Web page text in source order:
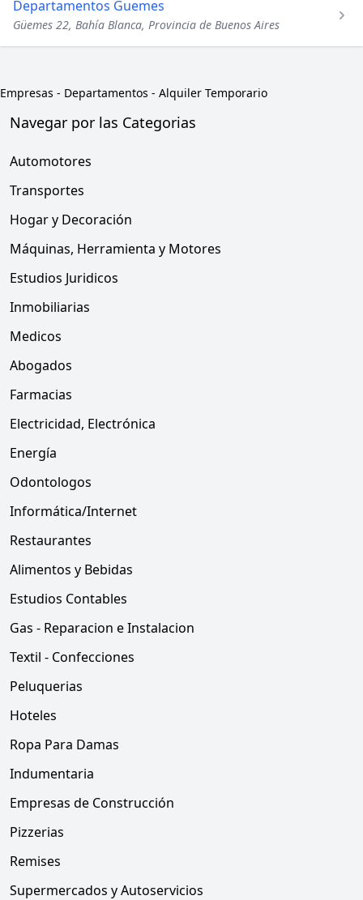
Departamentos Guemes
Güemes 22, Bahía Blanca, Provincia de Buenos Aires
Empresas - Departamentos - Alquiler Temporario
Navegar por las Categorias
Automotores
Transportes
Hogar y Decoración
Máquinas, Herramienta y Motores
Estudios Juridicos
Inmobiliarias
Medicos
Abogados
Farmacias
Electricidad, Electrónica
Energía
Odontologos
Informática/Internet
Restaurantes
Alimentos y Bebidas
Estudios Contables
Gas - Reparacion e Instalacion
Textil - Confecciones
Peluquerias
Hoteles
Ropa Para Damas
Indumentaria
Empresas de Construcción
Pizzerias
Remises
Supermercados y Autoservicios